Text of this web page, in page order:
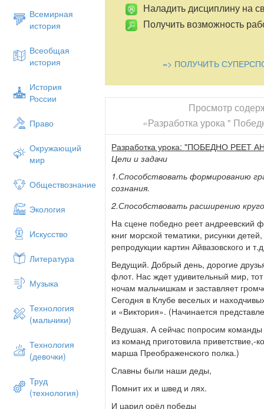
Всемирная
история
Всеобщая
история
История
России
Право
Окружающий
мир
Обществознание
Экология
Искусство
Литература
Музыка
Технология
(мальчики)
Технология
(девочки)
Труд
(технология)
Наладить дисциплину на
Получить возможность
=> ПОЛУЧИТЬ
Просмотр
«Разработка урока "
Разработка урока:"ПОБЕДНО РЕЕТ
Цели и задачи
1.Способствовать формированию
сознания.
2.Способствовать расширению
На сцене победно реет андреевский
книг морской тематики, рисунки
репродукции картин Айвазовского и
Ведущий. Добрый день, дорогие
флот. Нас ждет удивительный мир,
ночам мальчишкам и заставляет
Сегодня в Клубе веселых и
и «Виктория». (Начинается
Ведушая. А сейчас попросим команды
из команд приготовила приветствие,-
марша Преображенского полка.)
Славны были наши деды,
Помнит их и швед и лях.
И царил орёл победы